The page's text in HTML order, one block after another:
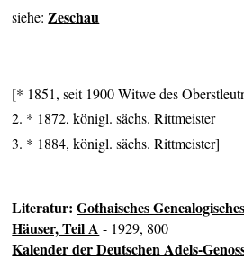
siehe: Zeschau
[* 1851, seit 1900 Witwe des
2. * 1872, königl. sächs. Rittmeister
3. * 1884, königl. sächs. Rittmeister]
Literatur:Gothaisches
Häuser, Teil A - 1929, 800
Kalender der Deutschen Adels-